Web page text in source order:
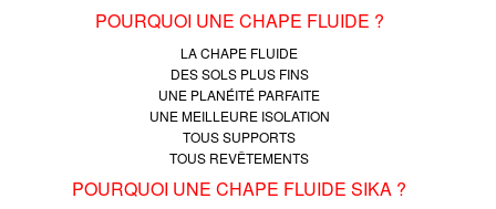
POURQUOI UNE CHAPE FLUIDE ?
LA CHAPE FLUIDE
DES SOLS PLUS FINS
UNE PLANÉITÉ PARFAITE
UNE MEILLEURE ISOLATION
TOUS SUPPORTS
TOUS REVÊTEMENTS
POURQUOI UNE CHAPE FLUIDE SIKA ?